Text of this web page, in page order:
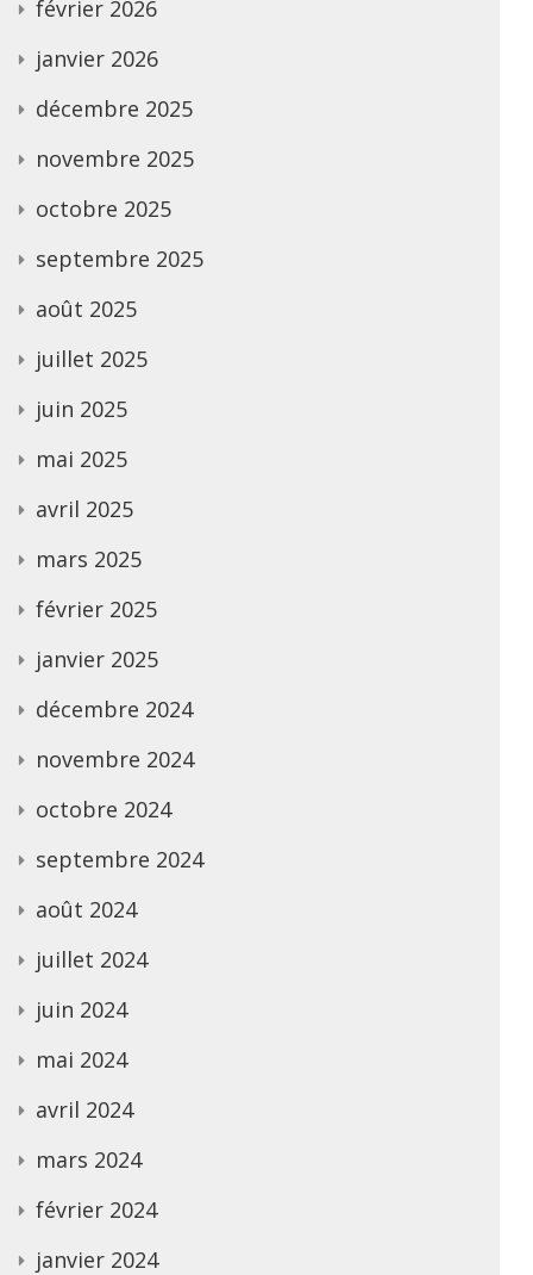
février 2026
janvier 2026
décembre 2025
novembre 2025
octobre 2025
septembre 2025
août 2025
juillet 2025
juin 2025
mai 2025
avril 2025
mars 2025
février 2025
janvier 2025
décembre 2024
novembre 2024
octobre 2024
septembre 2024
août 2024
juillet 2024
juin 2024
mai 2024
avril 2024
mars 2024
février 2024
janvier 2024